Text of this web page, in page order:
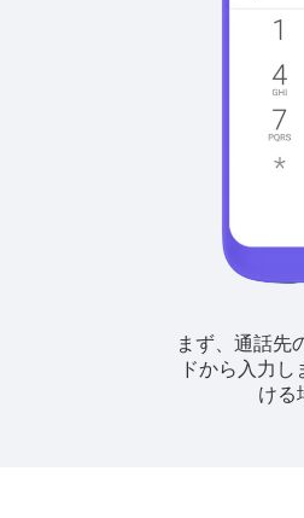
まず、通話先
ドから入力し
ける